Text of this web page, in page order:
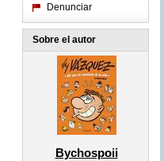
Denunciar
Sobre el autor
Bychospoii